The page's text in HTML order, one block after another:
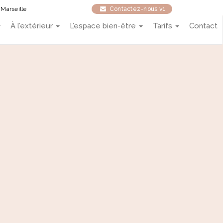
Contactez-nous v1
À l’extérieur L’espace bien-être Tarifs Contact